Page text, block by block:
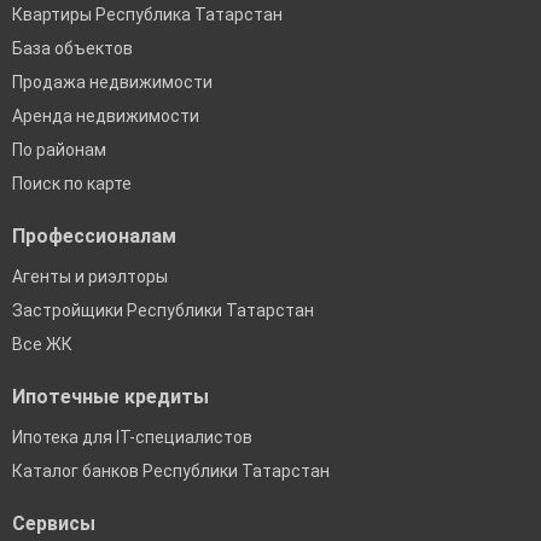
Квартиры Республика Татарстан
База объектов
Продажа недвижимости
Аренда недвижимости
По районам
Поиск по карте
Профессионалам
Агенты и риэлторы
Застройщики Республики Татарстан
Все ЖК
Ипотечные кредиты
Ипотека для IT-специалистов
Каталог банков Республики Татарстан
Сервисы